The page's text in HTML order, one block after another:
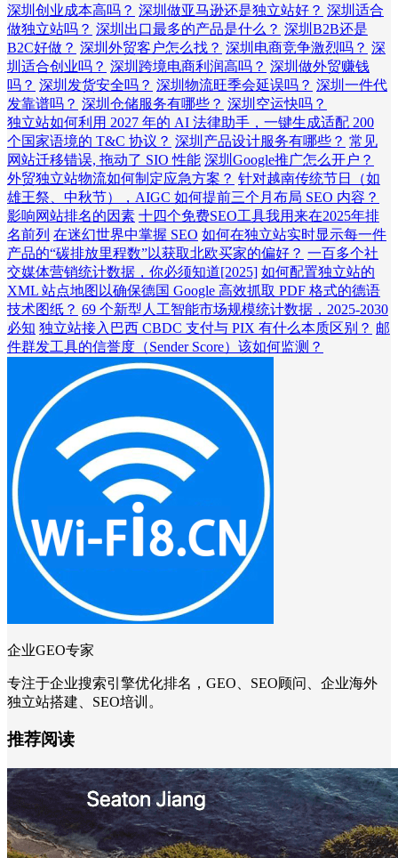
深圳创业成本高吗？ 深圳做亚马逊还是独立站好？ 深圳适合
做独立站吗？ 深圳出口最多的产品是什么？ 深圳B2B还是
B2C好做？ 深圳外贸客户怎么找？ 深圳电商竞争激烈吗？ 深
圳适合创业吗？ 深圳跨境电商利润高吗？ 深圳做外贸赚钱
吗？ 深圳发货安全吗？ 深圳物流旺季会延误吗？ 深圳一件代
发靠谱吗？ 深圳仓储服务有哪些？ 深圳空运快吗？
独立站如何利用 2027 年的 AI 法律助手，一键生成适配 200
个国家语境的 T&C 协议？ 深圳产品设计服务有哪些？ 常见
网站迁移错误, 拖动了 SIO 性能 深圳Google推广怎么开户？
外贸独立站物流如何制定应急方案？ 针对越南传统节日（如
雄王祭、中秋节），AIGC 如何提前三个月布局 SEO 内容？
影响网站排名的因素 十四个免费SEO工具我用来在2025年排
名前列 在迷幻世界中掌握 SEO 如何在独立站实时显示每一件
产品的“碳排放里程数”以获取北欧买家的偏好？ 一百多个社
交媒体营销统计数据，你必须知道[2025] 如何配置独立站的
XML 站点地图以确保德国 Google 高效抓取 PDF 格式的德语
技术图纸？ 69 个新型人工智能市场规模统计数据，2025-2030
必知 独立站接入巴西 CBDC 支付与 PIX 有什么本质区别？ 邮
件群发工具的信誉度（Sender Score）该如何监测？
企业GEO专家
专注于企业搜索引擎优化排名，GEO、SEO顾问、企业海外
独立站搭建、SEO培训。
推荐阅读